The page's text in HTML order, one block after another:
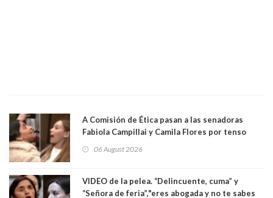
A Comisión de Ética pasan a las senadoras
Fabiola Campillai y Camila Flores por tenso
06 August 2026
VIDEO de la pelea. “Delincuente, cuma” y
“Señora de feria”,"eres abogada y no te sabes